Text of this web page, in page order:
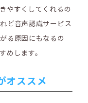
やすくしてくれるの
ど音声認識サービス
る原因にもなるの
めします。
オススメ